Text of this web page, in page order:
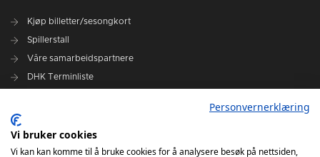
Kjøp billetter/sesongkort
Spillerstall
Våre samarbeidspartnere
DHK Terminliste
DHK på Instagram
DHK på TikTok
Personvernerklæring
Vi bruker cookies
Vi kan kan komme til å bruke cookies for å analysere besøk på nettsiden,